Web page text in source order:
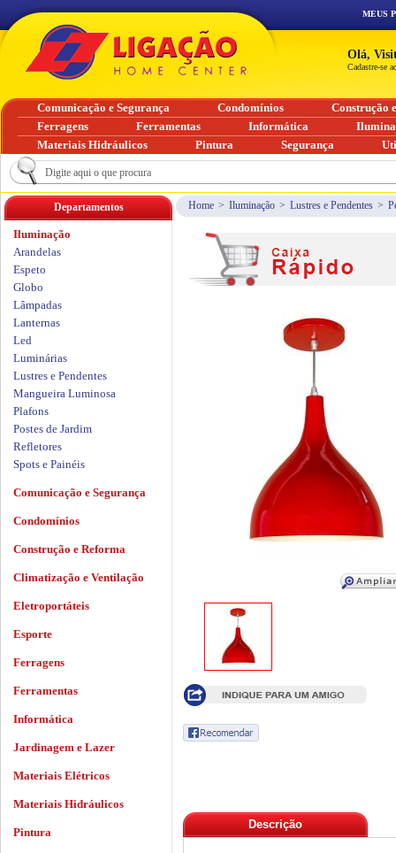
Home > Iluminação > Lustres e Pendentes >
Descrição
Departamentos
Iluminação
Arandelas
Espeto
Globo
Lâmpadas
Lanternas
Led
Luminárias
Lustres e Pendentes
Mangueira Luminosa
Plafons
Postes de Jardim
Refletores
Spots e Painéis
Comunicação e Segurança
Condomínios
Construção e Reforma
Climatização e Ventilação
Eletroportáteis
Esporte
Ferragens
Ferramentas
Informática
Jardinagem e Lazer
Materiais Elétricos
Materiais Hidráulicos
Pintura
MEUS
Olá,
Cadastre-se
Comunicação e Segurança Condomínios
Construção
Ferragens
Ferramentas Informática
Materiais Hidráulicos
Pintura Segurança